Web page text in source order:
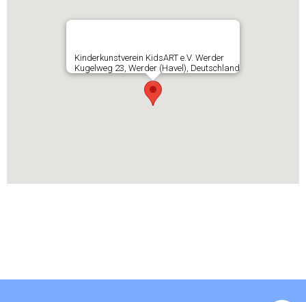
Kinderkunstverein KidsART e.V. Werder
Kugelweg 23, Werder (Havel), Deutschland